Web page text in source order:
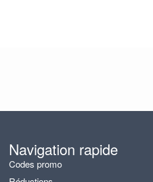
Navigation rapide
Codes promo